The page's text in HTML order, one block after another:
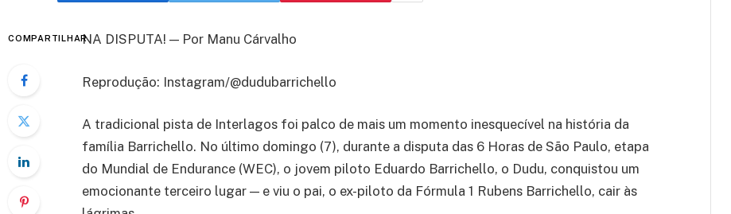
COMPARTILHARNA DISPUTA! — Por Manu Cárvalho
Reprodução: Instagram/@dudubarrichello
A tradicional pista de Interlagos foi palco de mais um momento inesquecível na história da
família Barrichello. No último domingo (7), durante a disputa das 6 Horas de São Paulo, etapa
do Mundial de Endurance (WEC), o jovem piloto Eduardo Barrichello, o Dudu, conquistou um
emocionante terceiro lugar — e viu o pai, o ex-piloto da Fórmula 1 Rubens Barrichello, cair às